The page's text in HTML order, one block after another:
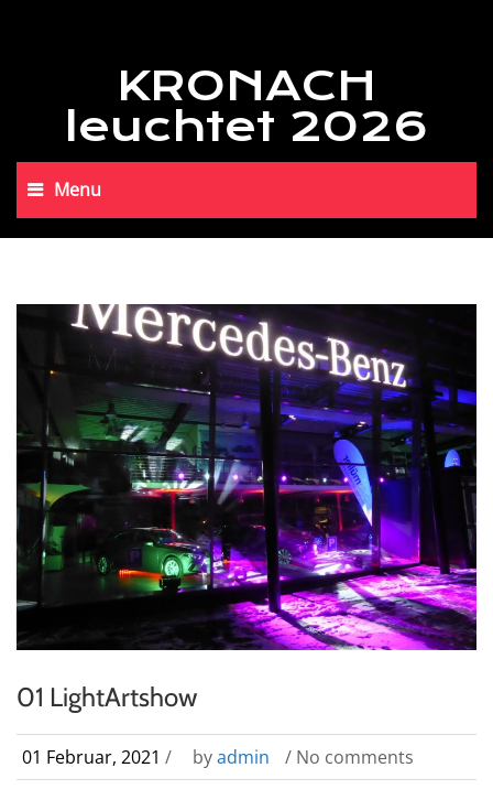
KRONACH
leuchtet 2026
Menu
01 LightArtshow
01 Februar, 2021 / byadmin / No comments